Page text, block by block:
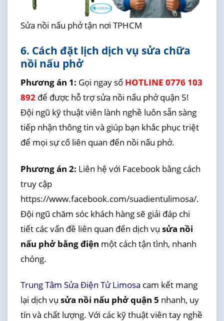
Sửa nồi nấu phở tận nơi TPHCM
6. Cách đặt lịch dịch vụ sửa chữa
nồi nấu phở
Phương án 1: Gọi ngay số HOTLINE 0776 103
892để được hỗ trợ sửa nồi nấu phở quận 5!
Đội ngũ kỹ thuật viên lành nghề luôn sẵn sàng
tiếp nhận thông tin và giúp bạn khắc phục triệt
để mọi sự cố liên quan đến nồi nấu phở.
Phương án 2: Liên hệ với Facebook bằng cách
truy cập
https://www.facebook.com/suadientulimosa/.
Đội ngũ chăm sóc khách hàng sẽ giải đáp chi
tiết các vấn đề liên quan đến dịch vụ sửa nồi
nấu phở bằng điện một cách tận tình, nhanh
chóng.
Trung Tâm Sửa Điện Tử Limosa cam kết mang
lại dịch vụ sửa nồi nấu phở quận 5 nhanh, uy
tín và chất lượng. Với các kỹ thuật viên tay nghề